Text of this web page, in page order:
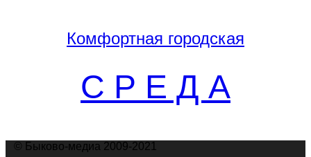
Комфортная городская
С Р Е Д А
© Быково-медиа 2009-2021